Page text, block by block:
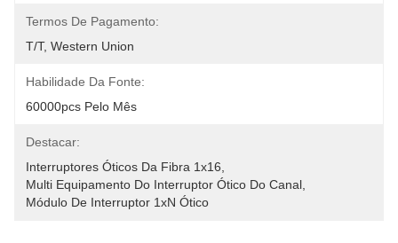
Termos De Pagamento:
T/T, Western Union
Habilidade Da Fonte:
60000pcs Pelo Mês
Destacar:
Interruptores Óticos Da Fibra 1x16
Multi Equipamento Do Interruptor Ótico Do Canal
Módulo De Interruptor 1xN Ótico